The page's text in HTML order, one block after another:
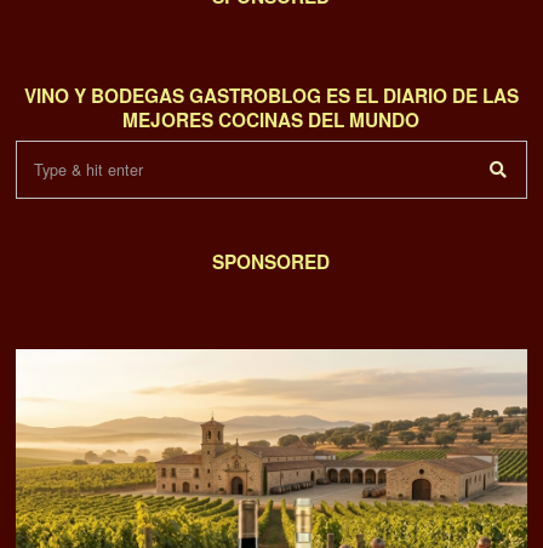
VINO Y BODEGAS GASTROBLOG ES EL DIARIO DE LAS
MEJORES COCINAS DEL MUNDO
SPONSORED